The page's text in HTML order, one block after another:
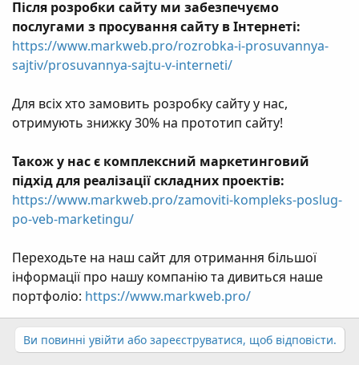
Після розробки сайту ми забезпечуємо
послугами з просування сайту в Інтернеті:
https://www.markweb.pro/rozrobka-i-prosuvannya-
sajtiv/prosuvannya-sajtu-v-interneti/
Для всіх хто замовить розробку сайту у нас,
отримують знижку 30% на прототип сайту!
Також у нас є комплексний маркетинговий
підхід для реалізації складних проектів:
https://www.markweb.pro/zamoviti-kompleks-poslug-
po-veb-marketingu/
Переходьте на наш сайт для отримання більшої
інформації про нашу компанію та дивиться наше
портфоліо: https://www.markweb.pro/
Ви повинні увійти або зареєструватися, щоб відповісти.